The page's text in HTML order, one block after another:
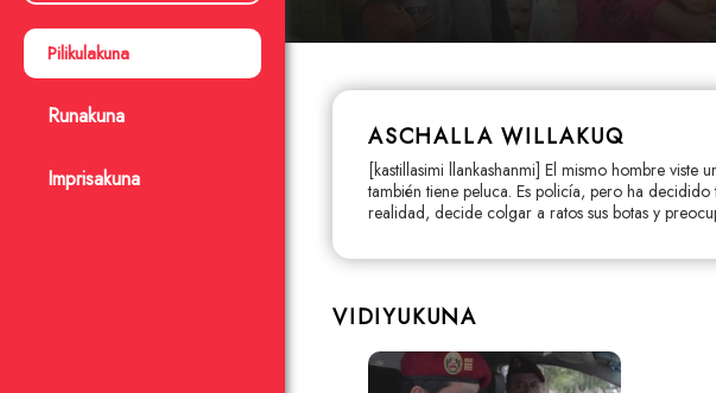
Pilikulakuna
Runakuna
Imprisakuna
ASCHALLA WILLAKUQ
[kastillasimi llankashanmi] El mismo hombre
también tiene peluca. Es policía, pero ha
realidad, decide colgar a ratos sus botas y
VIDIYUKUNA